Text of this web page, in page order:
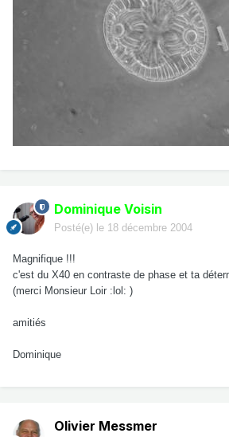
Dominique Voisin
Posté(e) le 18 décembre 2004
Magnifique !!!
c'est du X40 en contraste de phase et ta
(merci Monsieur Loir :lol: )
amitiés
Dominique
Olivier Messmer